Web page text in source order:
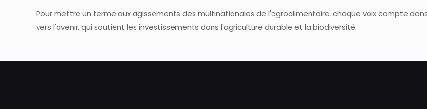
Pour mettre un terme aux agissements des multinationales de l'agroalimentaire, chaque voix compte
vers l'avenir, qui soutient les investissements dans l'agriculture durable et la biodiversité.